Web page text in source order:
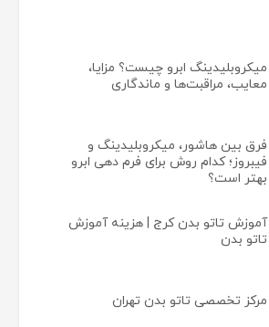
میکروبلیدینگ ابرو چیست؟ مزایا،
معایب، مراقبت‌ها و ماندگاری
فرق بین هاشور، میکروبلیدینگ و
فیبروز؛ کدام روش برای فرم دهی ابرو
بهتر است؟
آموزش تاتو بدن کرج | هزینه آموزش
تاتو بدن
مرکز تخصصی تاتو بدن تهران